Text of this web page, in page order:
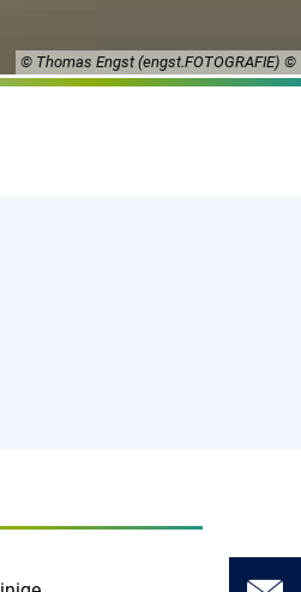
© Thomas Engst (engst.FOTOGRAFIE)